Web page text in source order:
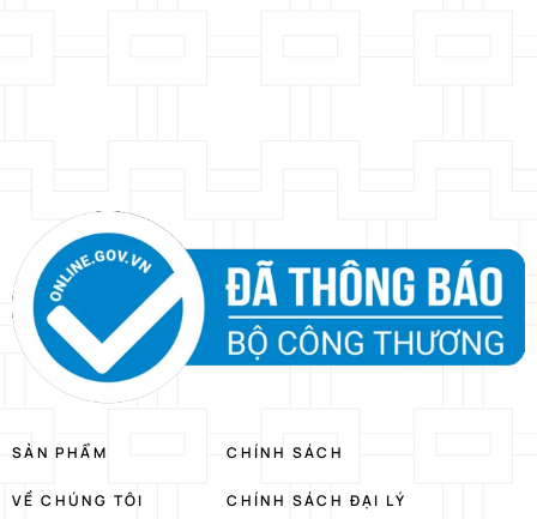
SẢN PHẨM
VỀ CHÚNG TÔI
CHÍNH SÁCH
CHÍNH SÁCH ĐẠI LÝ